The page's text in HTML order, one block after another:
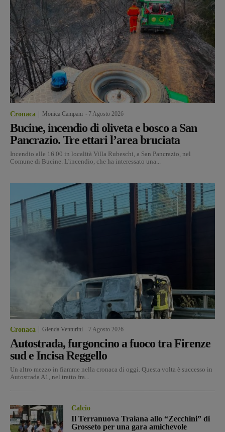
Cronaca Monica Campani 7 Agosto 2026
Bucine, incendio di oliveta e bosco a San
Pancrazio. Tre ettari l’area bruciata
Incendio alle 16.00 in località Villa Rubeschi, a San Pancrazio, nel
Comune di Bucine. L'incendio, che ha interessato una...
Cronaca Glenda Venturini 7 Agosto 2026
Autostrada, furgoncino a fuoco tra Firenze
sud e Incisa Reggello
Un altro mezzo in fiamme nella cronaca di oggi. Questa volta è successo in
Autostrada A1, nel tratto fra...
Calcio
Il Terranuova Traiana allo “Zecchini” di
Grosseto per una gara amichevole